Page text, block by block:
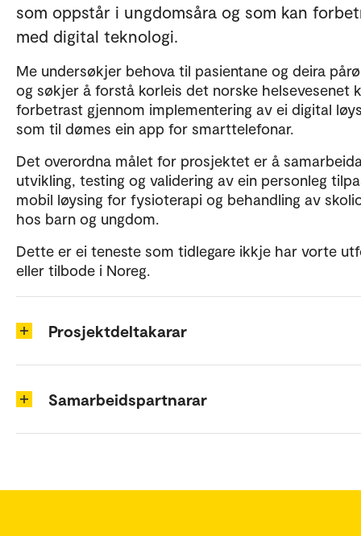
som oppstår i ungdomsåra og som kan
med digital teknologi.
Me undersøkjer behova til pasientane og deira
og søkjer å forstå korleis det norske helsevesenet
forbetrast gjennom implementering av ei digital
som til dømes ein app for smarttelefonar.
Det overordna målet for prosjektet er å
utvikling, testing og validering av ein personleg
mobil løysing for fysioterapi og behandling av
hos barn og ungdom.
Dette er ei teneste som tidlegare ikkje har vorte
eller tilbode i Noreg.
Prosjektdeltakarar
Samarbeidspartnarar